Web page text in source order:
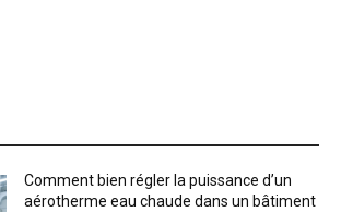
Comment bien régler la puissance d’un
aérotherme eau chaude dans un bâtiment